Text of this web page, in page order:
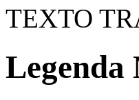
TEXTO